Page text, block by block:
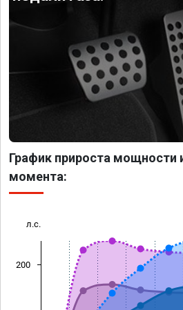
График прироста мощности
момента:
л.с.
200